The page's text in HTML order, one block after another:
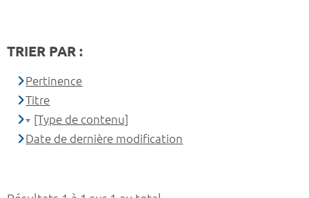
TRIER PAR :
Pertinence
Titre
[Type de contenu]
Date de dernière modification